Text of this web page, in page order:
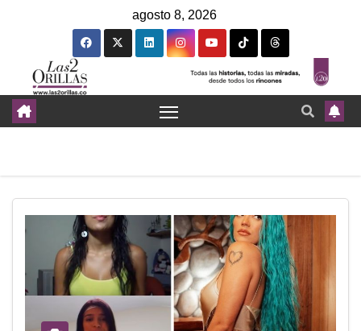
agosto 8, 2026